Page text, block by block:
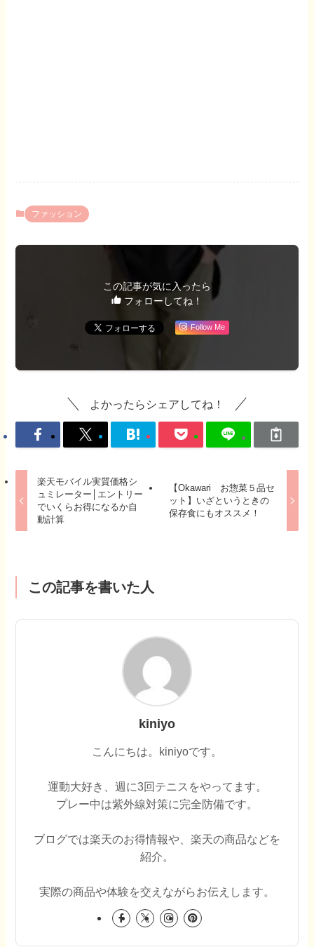
ファッション
この記事が気に入ったら
フォローしてね！
Follow Me
よかったらシェアしてね！
楽天モバイル実質価格シ
ュミレーター│エントリー
でいくらお得になるか自
動計算
【Okawari お惣菜５品セ
ット】いざというときの
保存食にもオススメ！
この記事を書いた人
kiniyo
こんにちは。kiniyoです。
運動大好き、週に3回テニスをやってます。
プレー中は紫外線対策に完全防備です。
ブログでは楽天のお得情報や、楽天の商品などを
紹介。
実際の商品や体験を交えながらお伝えします。